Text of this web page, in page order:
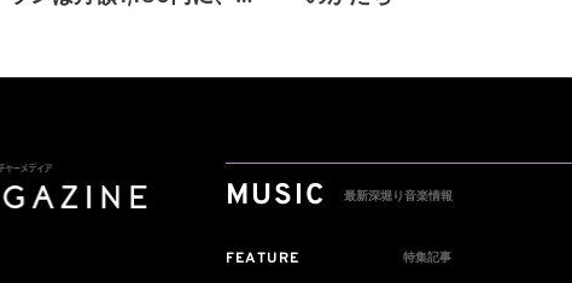
MUSIC 最新深堀り音楽情報
FEATURE 特集記事